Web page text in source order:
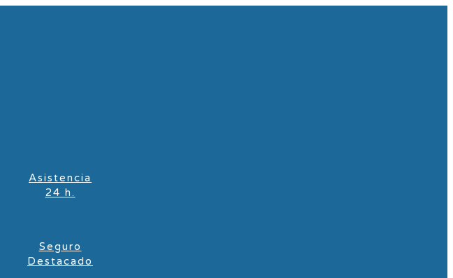
Asistencia
24 h.
Seguro
Destacado